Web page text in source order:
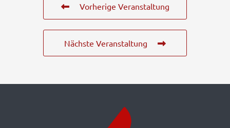
Vorherige Veranstaltung
Nächste Veranstaltung